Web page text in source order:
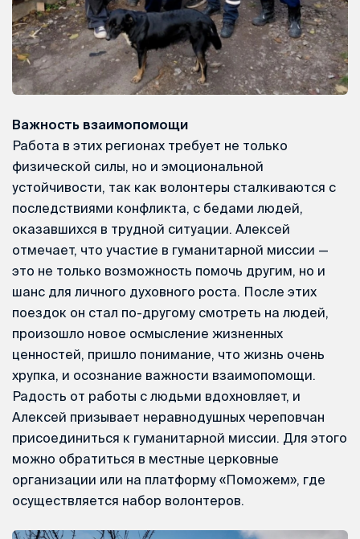
Важность взаимопомощи
Работа в этих регионах требует не только
физической силы, но и эмоциональной
устойчивости, так как волонтеры сталкиваются с
последствиями конфликта, с бедами людей,
оказавшихся в трудной ситуации. Алексей
отмечает, что участие в гуманитарной миссии —
это не только возможность помочь другим, но и
шанс для личного духовного роста. После этих
поездок он стал по-другому смотреть на людей,
произошло новое осмысление жизненных
ценностей, пришло понимание, что жизнь очень
хрупка, и осознание важности взаимопомощи.
Радость от работы с людьми вдохновляет, и
Алексей призывает неравнодушных череповчан
присоединиться к гуманитарной миссии. Для этого
можно обратиться в местные церковные
организации или на платформу «Поможем», где
осуществляется набор волонтеров.